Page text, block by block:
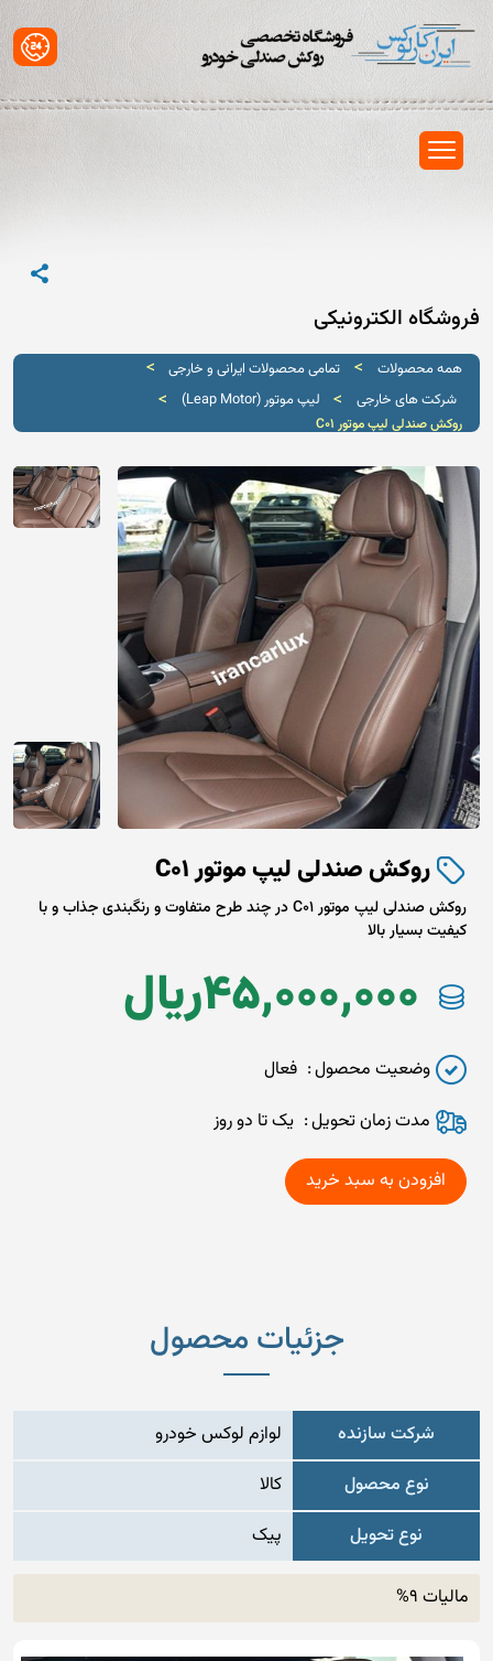
فروشگاه الکترونیکی
همه محصولات > تمامی محصولات ایرانی و خارجی >
شرکت های خارجی > لیپ موتور (Leap Motor) >
روکش صندلی لیپ موتور C01
روکش صندلی لیپ موتور C01
روکش صندلی لیپ موتور C01 در چند طرح متفاوت و رنگبندی جذاب و با
کیفیت بسیار بالا
ريال45,000,000
وضعیت محصول
فعال
مدت زمان تحويل
یک تا دو روز
جزئیات محصول
شرکت سازنده
لوازم لوکس خودرو
نوع محصول
کالا
نوع تحویل
پیک
مالیات 9%